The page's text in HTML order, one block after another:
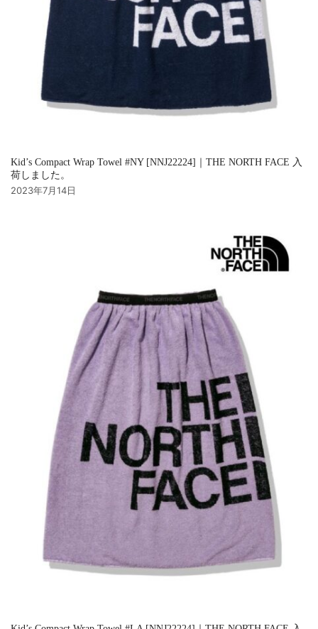
Kid’s Compact Wrap Towel #NY [NNJ22224]｜THE NORTH FACE 入
荷しました。
2023年7月14日